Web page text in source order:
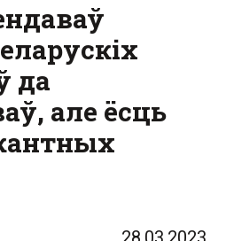
да
але ёсць